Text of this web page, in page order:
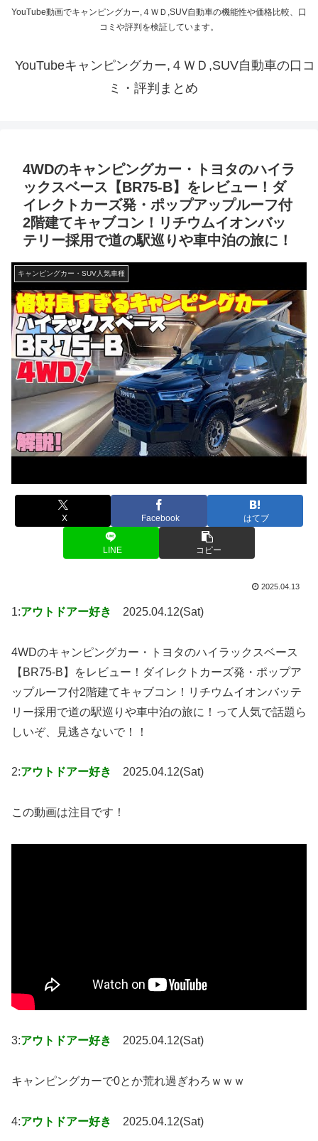
YouTube動画でキャンピングカー,４ＷＤ,SUV自動車の機能性や価格比較、口
コミや評判を検証しています。
YouTubeキャンピングカー,４ＷＤ,SUV自動車の口コ
ミ・評判まとめ
4WDのキャンピングカー・トヨタのハイラ
ックスベース【BR75-B】をレビュー！ダ
イレクトカーズ発・ポップアップルーフ付
2階建てキャブコン！リチウムイオンバッ
テリー採用で道の駅巡りや車中泊の旅に！
キャンピングカー・SUV人気車種
X Facebook はてブ
LINE コピー
2025.04.13
1:アウトドアー好き 2025.04.12(Sat)
4WDのキャンピングカー・トヨタのハイラックスベース
【BR75-B】をレビュー！ダイレクトカーズ発・ポップア
ップルーフ付2階建てキャブコン！リチウムイオンバッテ
リー採用で道の駅巡りや車中泊の旅に！って人気で話題ら
しいぞ、見逃さないで！！
2:アウトドアー好き 2025.04.12(Sat)
この動画は注目です！
3:アウトドアー好き 2025.04.12(Sat)
キャンピングカーで0とか荒れ過ぎわろｗｗｗ
4:アウトドアー好き 2025.04.12(Sat)